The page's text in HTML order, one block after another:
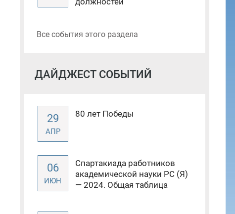
Все события этого раздела
ДАЙДЖЕСТ СОБЫТИЙ
29
АПР
80 лет Победы
06
ИЮН
Спартакиада работников
академической науки РС (Я)
— 2024. Общая таблица